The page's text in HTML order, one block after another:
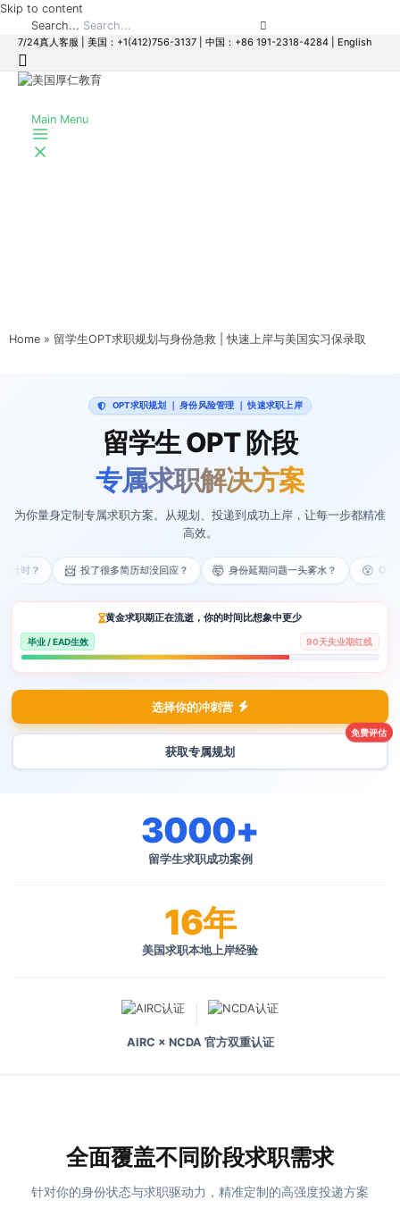
Skip to content
Search...
7/24真人客服 美国：+1(412)756-3137 中国：+86 191-2318-4284 English
Main Menu
Home 留学生OPT求职规划与身份急救 | 快速上岸与美国实习保录取
OPT求职规划 ｜ 身份风险管理 ｜ 快速求职上岸
留学生 OPT 阶段
专属求职解决方案
为你量身定制专属求职方案。从规划、投递到成功上岸，让每一步都精准
高效。
倒计时？ 📨 投了很多简历却没回应？ 🤯 身份延期问题一头雾水？ 😵
黄金求职期正在流逝，你的时间比想象中更少
毕业 / EAD生效 90天失业期红线
选择你的冲刺营
获取专属规划
免费评估
3000+
留学生求职成功案例
16年
美国求职本地上岸经验
AIRC × NCDA 官方双重认证
全面覆盖不同阶段求职需求
针对你的身份状态与求职驱动力，精准定制的高强度投递方案